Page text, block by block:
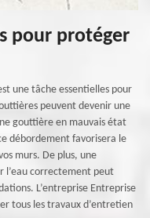
pour protéger
une tâche essentielles pour
peuvent devenir une
gouttière en mauvais état
débordement favorisera le
murs. De plus, une
l’eau correctement peut
L’entreprise Entreprise
tous les travaux d’entretien